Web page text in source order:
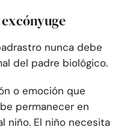
nunca debe
del padre biológico.
o emoción que
permanecer en
niño. El niño necesita